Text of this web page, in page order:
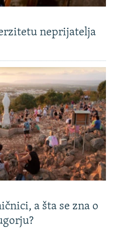
neprijatelja
a šta se zna o